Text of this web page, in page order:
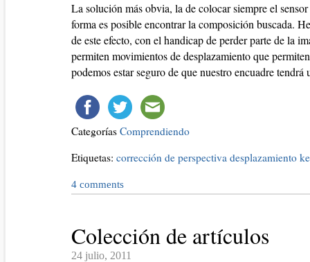
La solución más obvia, la de colocar siempre el
forma es posible encontrar la composición buscada.
de este efecto, con el handicap de perder parte de la
permiten movimientos de desplazamiento que
podemos estar seguro de que nuestro encuadre
Categorías Comprendiendo
Etiquetas: corrección de perspectiva desplazamiento
4 comments
Colección de artículos
24 julio, 2011